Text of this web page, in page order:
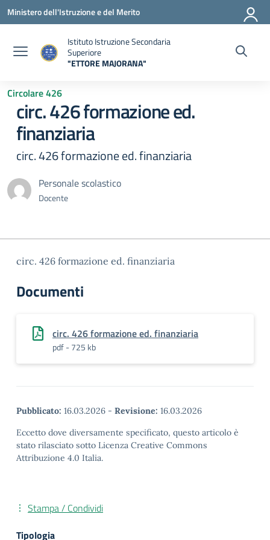
Vai ai contenuti
Vai al menu di navigazione
Vai al footer
Ministero dell'Istruzione e del Merito
Istituto Istruzione Secondaria
Superiore
"ETTORE MAJORANA"
Circolare 426
circ. 426 formazione ed.
finanziaria
circ. 426 formazione ed. finanziaria
Personale scolastico
Docente
circ. 426 formazione ed. finanziaria
Documenti
circ. 426 formazione ed. finanziaria
pdf - 725 kb
Pubblicato: 16.03.2026 - Revisione: 16.03.2026
Eccetto dove diversamente specificato, questo articolo è
stato rilasciato sotto Licenza Creative Commons
Attribuzione 4.0 Italia.
Stampa / Condividi
Tipologia